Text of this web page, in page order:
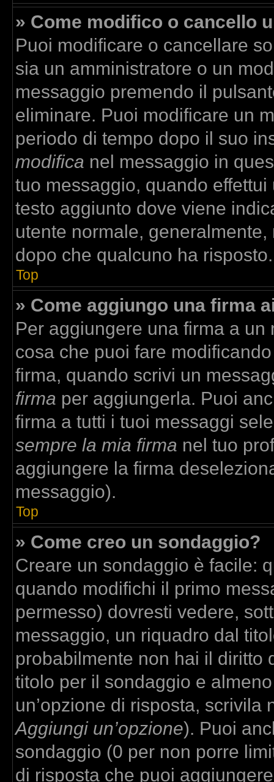
» Come modifico o cancello
Puoi modificare o cancellare
sia un amministratore o un
messaggio premendo il
eliminare. Puoi modificare un
periodo di tempo dopo il suo
modifica nel messaggio in
tuo messaggio, quando
testo aggiunto dove viene
utente normale,
dopo che qualcuno ha risposto.
Top
» Come aggiungo una firma
Per aggiungere una firma a
cosa che puoi fare
firma, quando scrivi un
firma per aggiungerla. Puoi
firma a tutti i tuoi messaggi
sempre la mia firma nel tuo
aggiungere la firma
messaggio).
Top
» Come creo un sondaggio?
Creare un sondaggio è facile:
quando modifichi il primo
permesso) dovresti vedere,
messaggio, un riquadro dal
probabilmente non hai il diritto
titolo per il sondaggio e
un’opzione di risposta, scrivila
Aggiungi un’opzione). Puoi
sondaggio (0 per non porre
di risposta che puoi